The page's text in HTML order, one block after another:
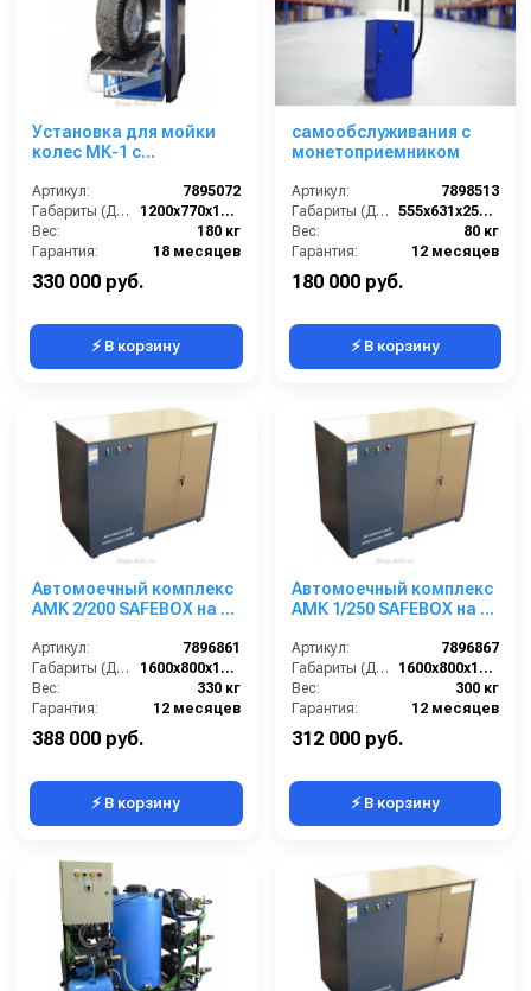
Установка для мойки
колес МК-1 с
распылителями
Артикул:
7895072
Габариты (ДхШхВ):
1200х770х1440
Вес:
180 кг
Гарантия:
18 месяцев
330 000 руб.
⚡ В корзину
самообслуживания с
монетоприемником
Артикул:
7898513
Габариты (ДхШхВ):
555x631x2505(1361)
Вес:
80 кг
Гарантия:
12 месяцев
180 000 руб.
⚡ В корзину
Автомоечный комплекс
АМК 2/200 SAFEBOX на 2
Артикул:
7896861
Габариты (ДхШхВ):
1600х800х1300
Вес:
330 кг
Гарантия:
12 месяцев
388 000 руб.
⚡ В корзину
Автомоечный комплекс
АМК 1/250 SAFEBOX на 1
Артикул:
7896867
Габариты (ДхШхВ):
1600х800х1300
Вес:
300 кг
Гарантия:
12 месяцев
312 000 руб.
⚡ В корзину